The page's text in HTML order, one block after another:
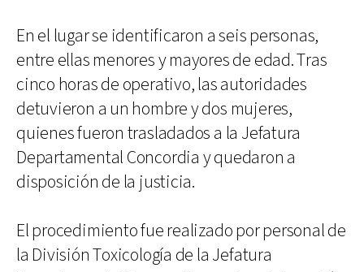
En el lugar se identificaron a seis personas,
entre ellas menores y mayores de edad. Tras
cinco horas de operativo, las autoridades
detuvieron a un hombre y dos mujeres,
quienes fueron trasladados a la Jefatura
Departamental Concordia y quedaron a
disposición de la justicia.
El procedimiento fue realizado por personal de
la División Toxicología de la Jefatura